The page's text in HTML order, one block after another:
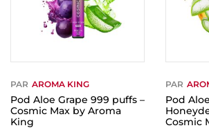
PAR AROMA KING
Pod Aloe Grape 999 puffs –
Cosmic Max by Aroma
King
PAR
Pod
Cosmic